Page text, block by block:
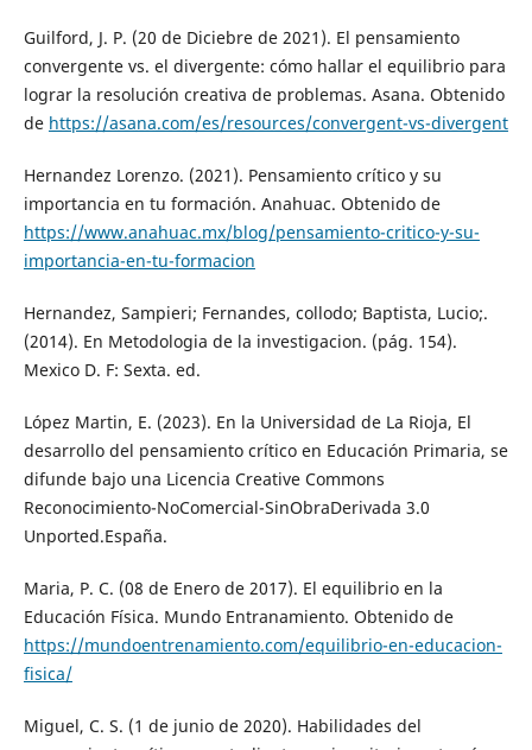
Guilford, J. P. (20 de Diciebre de 2021). El pensamiento
convergente vs. el divergente: cómo hallar el equilibrio para
lograr la resolución creativa de problemas. Asana. Obtenido
de https://asana.com/es/resources/convergent-vs-divergent
Hernandez Lorenzo. (2021). Pensamiento crítico y su
importancia en tu formación. Anahuac. Obtenido de
https://www.anahuac.mx/blog/pensamiento-critico-y-su-
importancia-en-tu-formacion
Hernandez, Sampieri; Fernandes, collodo; Baptista, Lucio;.
(2014). En Metodologia de la investigacion. (pág. 154).
Mexico D. F: Sexta. ed.
López Martin, E. (2023). En la Universidad de La Rioja, El
desarrollo del pensamiento crítico en Educación Primaria, se
difunde bajo una Licencia Creative Commons
Reconocimiento-NoComercial-SinObraDerivada 3.0
Unported.España.
Maria, P. C. (08 de Enero de 2017). El equilibrio en la
Educación Física. Mundo Entranamiento. Obtenido de
https://mundoentrenamiento.com/equilibrio-en-educacion-
fisica/
Miguel, C. S. (1 de junio de 2020). Habilidades del